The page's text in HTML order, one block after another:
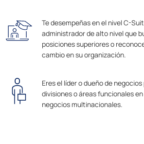
Te desempeñas en el nivel C-
administrador de alto nivel que
posiciones superiores o
cambio en su organización.
Eres el líder o dueño de
divisiones o áreas funcionales
negocios multinacionales.